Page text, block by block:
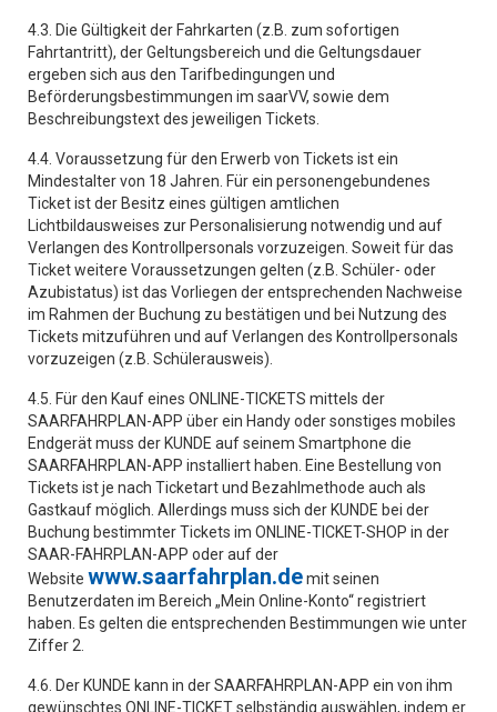
4.3. Die Gültigkeit der Fahrkarten (z.B. zum sofortigen
Fahrtantritt), der Geltungsbereich und die Geltungsdauer
ergeben sich aus den Tarifbedingungen und
Beförderungsbestimmungen im saarVV, sowie dem
Beschreibungstext des jeweiligen Tickets.
4.4. Voraussetzung für den Erwerb von Tickets ist ein
Mindestalter von 18 Jahren. Für ein personengebundenes
Ticket ist der Besitz eines gültigen amtlichen
Lichtbildausweises zur Personalisierung notwendig und auf
Verlangen des Kontrollpersonals vorzuzeigen. Soweit für das
Ticket weitere Voraussetzungen gelten (z.B. Schüler- oder
Azubistatus) ist das Vorliegen der entsprechenden Nachweise
im Rahmen der Buchung zu bestätigen und bei Nutzung des
Tickets mitzuführen und auf Verlangen des Kontrollpersonals
vorzuzeigen (z.B. Schülerausweis).
4.5. Für den Kauf eines ONLINE-TICKETS mittels der
SAARFAHRPLAN-APP über ein Handy oder sonstiges mobiles
Endgerät muss der KUNDE auf seinem Smartphone die
SAARFAHRPLAN-APP installiert haben. Eine Bestellung von
Tickets ist je nach Ticketart und Bezahlmethode auch als
Gastkauf möglich. Allerdings muss sich der KUNDE bei der
Buchung bestimmter Tickets im ONLINE-TICKET-SHOP in der
SAAR-FAHRPLAN-APP oder auf der
Website www.saarfahrplan.demit seinen
Benutzerdaten im Bereich „Mein Online-Konto“ registriert
haben. Es gelten die entsprechenden Bestimmungen wie unter
Ziffer 2.
4.6. Der KUNDE kann in der SAARFAHRPLAN-APP ein von ihm
gewünschtes ONLINE-TICKET selbständig auswählen, indem er